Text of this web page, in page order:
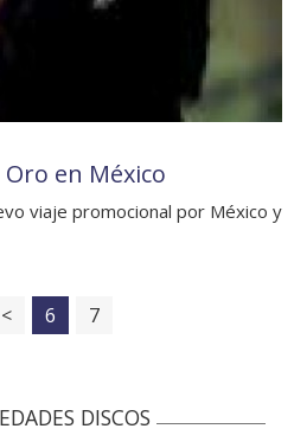
en México
viaje promocional por México y
< 6 7
DISCOS